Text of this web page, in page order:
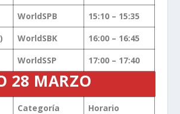
WorldSPB
15:10 – 15:35
WorldSBK
16:00 – 16:45
WorldSSP 17:00 – 17:40
28 MARZO
Categoría
Horario